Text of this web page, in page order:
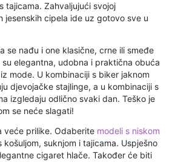
tajicama. Zahvaljujući svojoj
jesenskih cipela ide uz gotovo sve u
se nađu i one klasične, crne ili smeđe
su elegantna, udobna i praktična obuća
mode. U kombinaciji s biker jaknom
djevojačke stajlinge, a u kombinaciji s
izgledaju odlično svaki dan. Teško je
se neće slagati!
veće prilike. Odaberite modeli s niskom
košuljom, suknjom i tajicama. Uspješno
cigaret hlače. Također će biti